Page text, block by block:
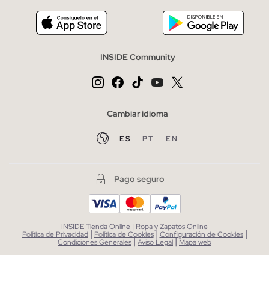
INSIDE Community
Cambiar idioma
ES PT EN
Pago seguro
INSIDE Tienda Online | Ropa y Zapatos Online
Política de Privacidad | Política de Cookies| Configuración de Cookies |
Condiciones Generales|Aviso Legal| Mapa web